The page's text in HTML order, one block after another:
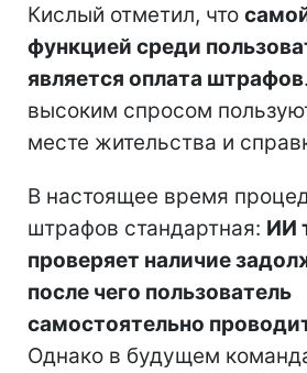
Кислый отметил, что
функцией среди
является оплата штрафов
высоким спросом
месте жительства и
В настоящее время
штрафов стандартная: ИИ
проверяет наличие
после чего пользователь
самостоятельно
Однако в будущем